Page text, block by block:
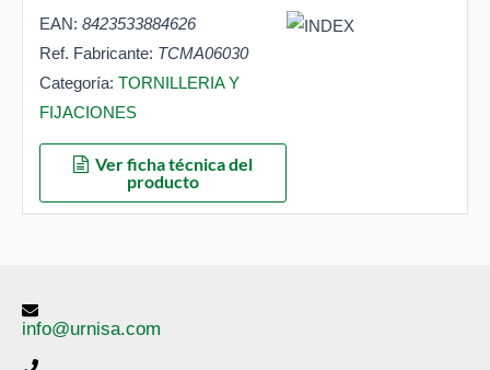
EAN: 8423533884626
Ref. Fabricante: TCMA06030
Categoría: TORNILLERIA Y
FIJACIONES
Ver ficha técnica del
producto
info@urnisa.com